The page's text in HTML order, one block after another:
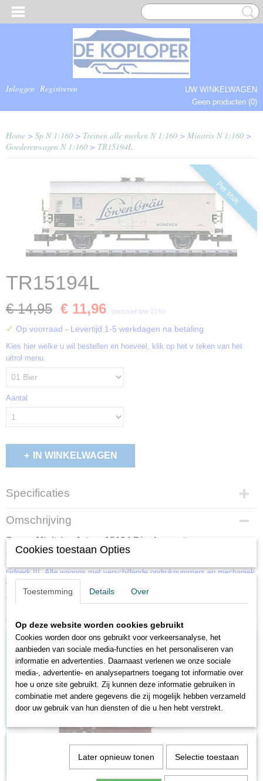
Inloggen Registreren
UW WINKELWAGEN
Geen producten (0)
Home > Sp N 1:160 > Treinen alle merken N 1:160 > Minitrix N 1:160 >
Goederenwagen N 1:160 > TR15194L
Per stuk
TR15194L
€ 14,95 € 11,96 (inclusief btw 21%)
✓ Op voorraad - Levertijd 1-5 werkdagen na betaling
Kies hier welke u wil bestellen en hoeveel, klik op het v teken van het
uitrol menu.
Aantal
IN WINKELWAGEN
Specificaties
Productcode
1385-102
Omschrijving
Spoor Minitrix - Art.nr. 15194 Display met
goederenwagen.
tijdperk III. Alle wagons met verschillende opdruknummers en mechaniek
voor kortkoppeling. Alle wagons afzonderlijk verpakt en in de vakhandel
afzonderlijk verkrijgbaar.
Ook interessant
Cookies toestaan Opties
Toestemming Details Over
Op deze website worden cookies gebruikt
Cookies worden door ons gebruikt voor verkeersanalyse, het
aanbieden van sociale media-functies en het personaliseren van
informatie en advertenties. Daarnaast verlenen we onze sociale
media-, advertentie- en analysepartners toegang tot informatie over
hoe u onze site gebruikt. Zij kunnen deze informatie gebruiken in
combinatie met andere gegevens die zij mogelijk hebben verzameld
door uw gebruik van hun diensten of die u hen hebt verstrekt.
Later opnieuw tonen Selectie toestaan